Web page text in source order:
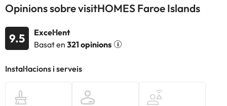
Opinions sobre visitHOMES Faroe Islands
9.5
Excel·lent
Basat en 321 opinions